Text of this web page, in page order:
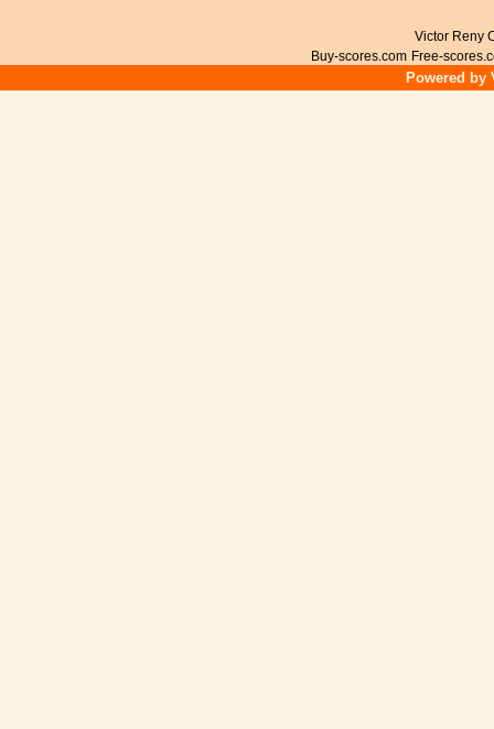
Victor Reny
Buy-scores.com Free-
Powered by